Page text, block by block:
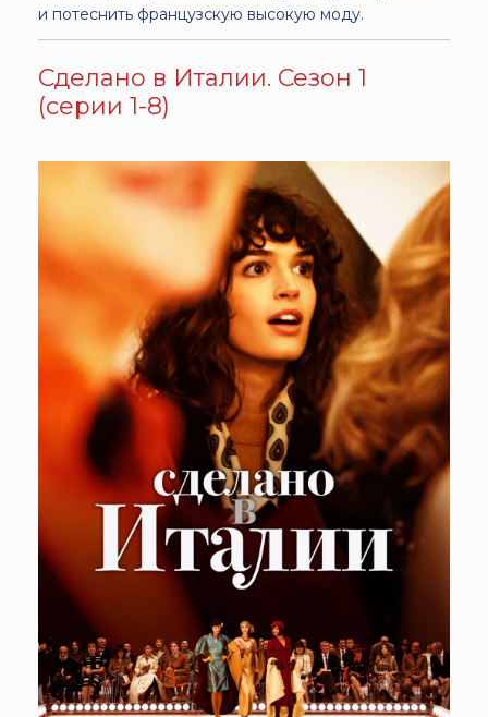
и потеснить французскую высокую моду.
Сделано в Италии. Сезон 1
(серии 1-8)